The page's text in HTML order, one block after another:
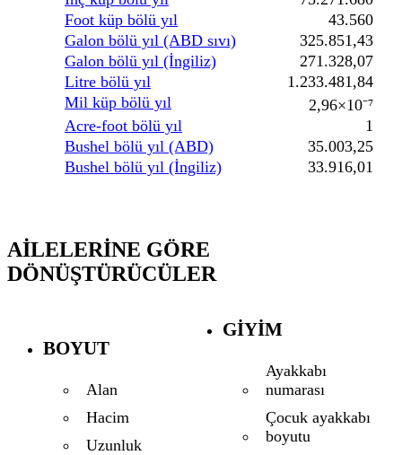
Foot küp bölü yıl
43.560
Galon bölü yıl (ABD sıvı)
325.851,43
Galon bölü yıl (İngiliz)
271.328,07
Litre bölü yıl
1.233.481,84
Mil küp bölü yıl
2,96×10⁻⁷
Acre-foot bölü yıl
1
Bushel bölü yıl (ABD)
35.003,25
Bushel bölü yıl (İngiliz)
33.916,01
AILELERINE GÖRE
DÖNÜŞTÜRÜCÜLER
BOYUT
Alan
Hacim
Uzunluk
GIYIM
Ayakkabı
numarası
Çocuk ayakkabı
boyutu